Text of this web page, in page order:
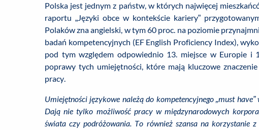
Polska jest jednym z państw, w których najwięcej
raportu „Języki obce w kontekście kariery”
Polaków zna angielski, w tym 60 proc. na poziomie
badań kompetencyjnych (EF English Proficiency Index),
pod tym względem odpowiednio 13. miejsce w Europie i
poprawy tych umiejętności, które mają kluczowe
pracy.
Umiejętności językowe należą do kompetencyjnego „must
Dają nie tylko możliwość pracy w międzynarodowych
świata czy podróżowania. To również szansa na korzystanie